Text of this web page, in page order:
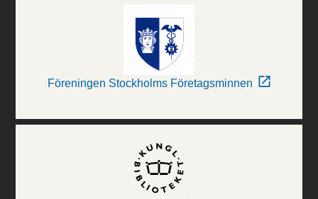
Föreningen Stockholms Företagsminnen